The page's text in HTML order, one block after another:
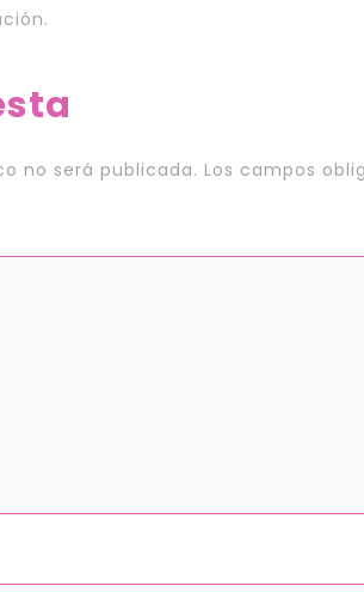
no será publicada. Los campos